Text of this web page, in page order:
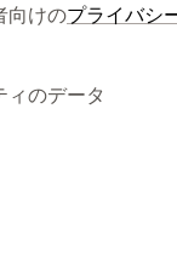
向けのプライバシ
のデータ